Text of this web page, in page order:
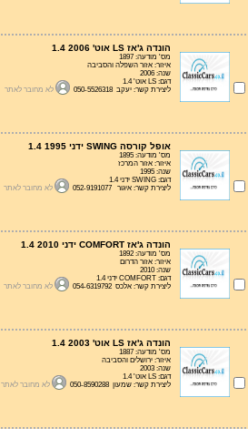
הונדה ג'אז LS אוט' 1.4 2006
מס' מודעה: 1897
איזור: אזור השפלה והסביבה
שנה: 2006
דגם: LS אוט' 1.4
ליצירת קשר: יעקב 050-5526318
לא מחובר לאתר
אופל קורסה SWING ידני 1.4 1995
מס' מודעה: 1895
איזור: אזור המרכז
שנה: 1995
דגם: SWING ידני 1.4
ליצירת קשר: איגור 052-9191077
לא מחובר לאתר
הונדה ג'אז COMFORT ידני 1.4 2010
מס' מודעה: 1892
איזור: אזור הדרום
שנה: 2010
דגם: COMFORT ידני 1.4
ליצירת קשר: אלכס 054-6319792
לא מחובר לאתר
הונדה ג'אז LS אוט' 1.4 2003
מס' מודעה: 1887
איזור: ירושלים והסביבה
שנה: 2003
דגם: LS אוט' 1.4
ליצירת קשר: שמעון 050-8590288
לא מחובר לאתר